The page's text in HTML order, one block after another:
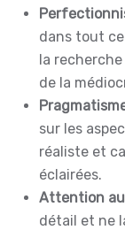
dans tout
la
de la
sur les
réaliste et
éclairées.
Attention
détail et ne